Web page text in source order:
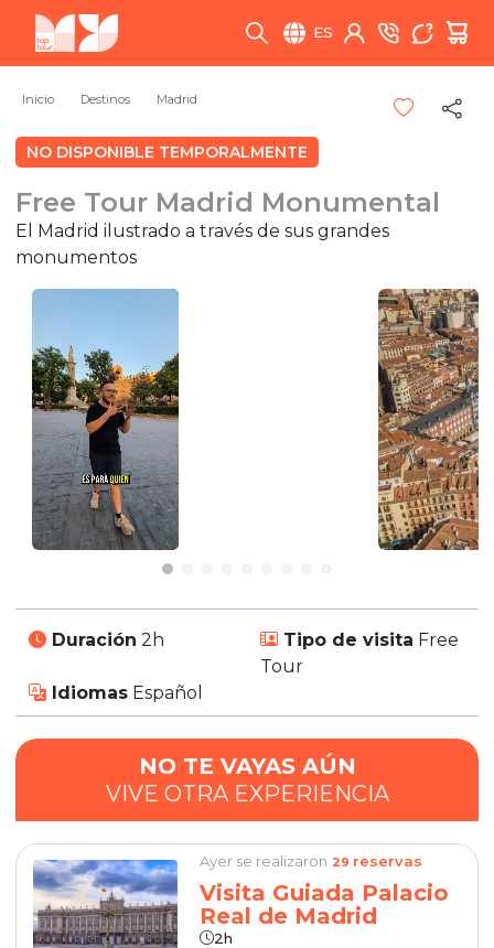
ES
Inicio Destinos Madrid
NO DISPONIBLE TEMPORALMENTE
Free Tour Madrid Monumental
El Madrid ilustrado a través de sus grandes
monumentos
Duración 2h Tipo de visita Free
Tour
Idiomas Español
NO TE VAYAS AÚN
VIVE OTRA EXPERIENCIA
Ayer se realizaron 29 reservas
Visita Guiada Palacio
Real de Madrid
2h